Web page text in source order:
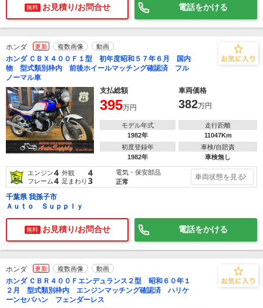
無料 お見積り/お問合せ 電話をかける
ホンダ 更新 複数画像 動画
ホンダ ＣＢＸ４００Ｆ１型 初年度昭和５７年６月 国内
物 型式類別枠内 前後ホイールマッチング確認済 フル
ノーマル車
支払総額
車両価格
395万円 382万円
モデル年式
1982年
走行距離
11047Km
初度登録年
1982年
車検/自賠責
車検無し
エンジン4 外観 4
フレーム4 足まわり 3
電気・保安部品
正常
車両状態を見る
千葉県 我孫子市
Ａｕｔｏ Ｓｕｐｐｌｙ
無料 お見積り/お問合せ 電話をかける
ホンダ 更新 複数画像 動画
ホンダ ＣＢＲ４００Ｆエンデュランス２型 昭和６０年１
２月 型式類別枠内 エンジンマッチング確認済 ハリケ
ーンセパハン フェンダーレス